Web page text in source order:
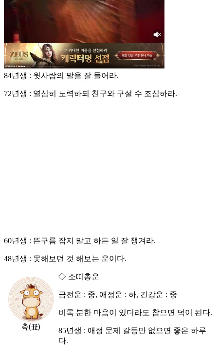
금전운 : 중, 애정운 : 하, 건강운 : 중
좋은 일은 오후에 생긴다. 다툼이 없게 하라.
84년생 : 윗사람의 말을 잘 들어라.
72년생 : 열심히 노력하되 친구와 구설 수 조심하라.
60년생 : 뜬구름 잡지 말고 하든 일 잘 챙겨라.
48년생 : 못해보던 것 해보는 운이다.
◇ 소띠총운
금전운 : 중, 애정운 : 하, 건강운 : 중
비록 분한 마음이 있더라도 참으면 덕이 된다.
85년생 : 애정 문제 갈등만 없으면 좋은 하루
다.